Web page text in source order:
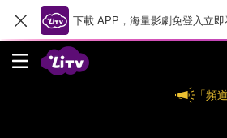
下載 APP，海量影劇免登入立即
「頻